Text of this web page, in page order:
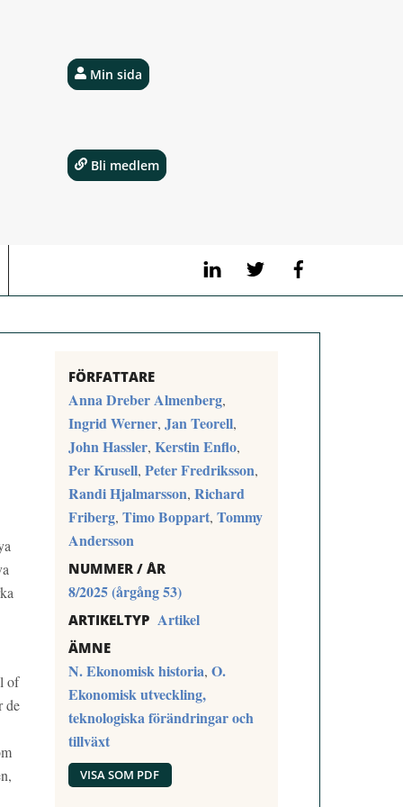
LinkedIn Twitter
Min sida
Bli medlem
of
de
FÖRFATTARE
Anna Dreber Almenberg,
Ingrid Werner, Jan Teorell,
John Hassler, Kerstin Enflo,
Per Krusell, Peter Fredriksson,
Randi Hjalmarsson, Richard
Friberg, Timo Boppart, Tommy
Andersson
NUMMER / ÅR
8/2025 (årgång 53)
ARTIKELTYP Artikel
ÄMNE
N. Ekonomisk historia, O.
Ekonomisk utveckling,
teknologiska förändringar och
tillväxt
VISA SOM PDF